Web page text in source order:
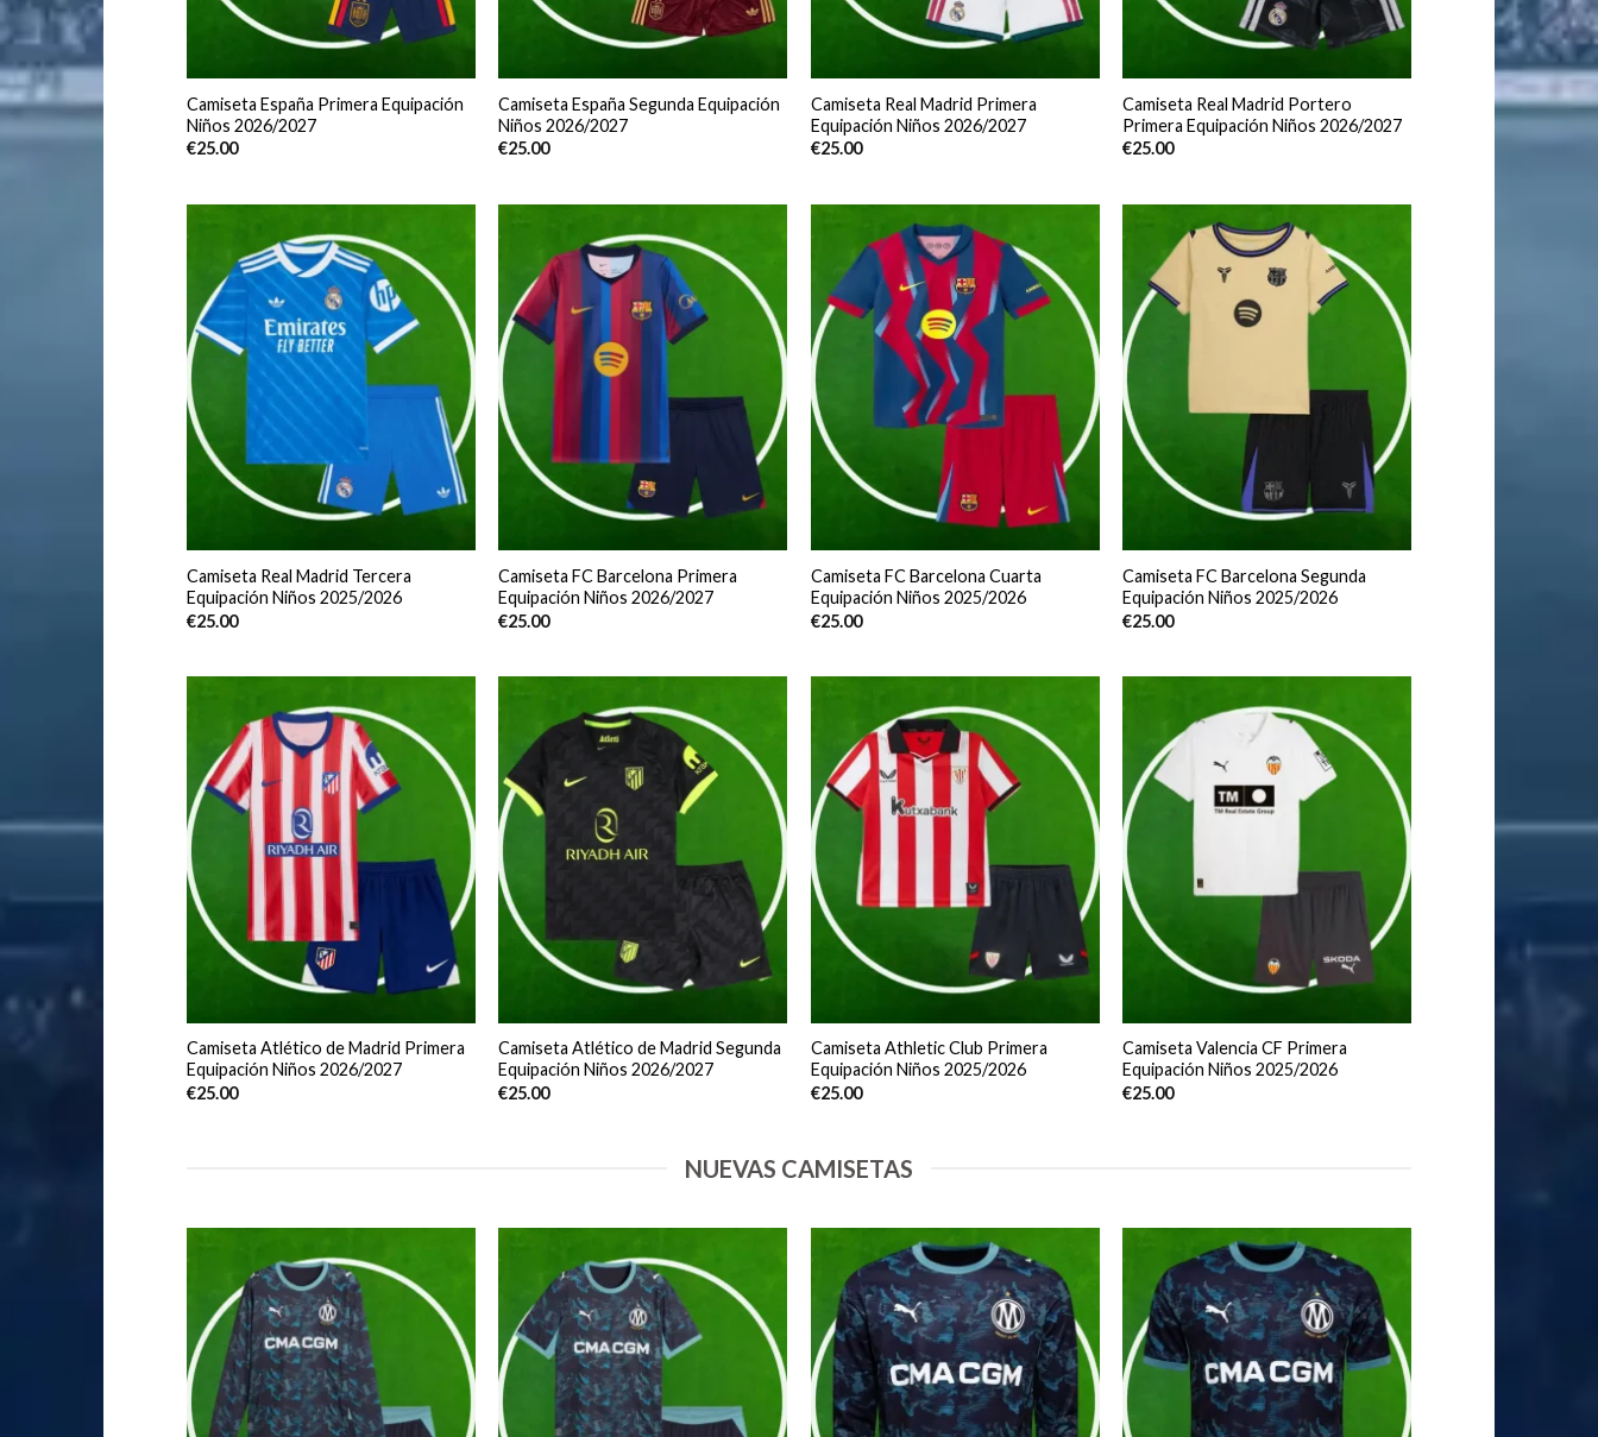
Camiseta España Primera Equipación
Niños 2026/2027
€25.00
Camiseta España Segunda Equipación
Niños 2026/2027
€25.00
Camiseta Real Madrid Primera
Equipación Niños 2026/2027
€25.00
Camiseta Real Madrid Portero
Primera Equipación Niños 2026/2027
€25.00
Camiseta Real Madrid Tercera
Equipación Niños 2025/2026
€25.00
Camiseta FC Barcelona Primera
Equipación Niños 2026/2027
€25.00
Camiseta FC Barcelona Cuarta
Equipación Niños 2025/2026
€25.00
Camiseta FC Barcelona Segunda
Equipación Niños 2025/2026
€25.00
Camiseta Atlético de Madrid Primera
Equipación Niños 2026/2027
€25.00
Camiseta Atlético de Madrid Segunda
Equipación Niños 2026/2027
€25.00
Camiseta Athletic Club Primera
Equipación Niños 2025/2026
€25.00
Camiseta Valencia CF Primera
Equipación Niños 2025/2026
€25.00
NUEVAS CAMISETAS